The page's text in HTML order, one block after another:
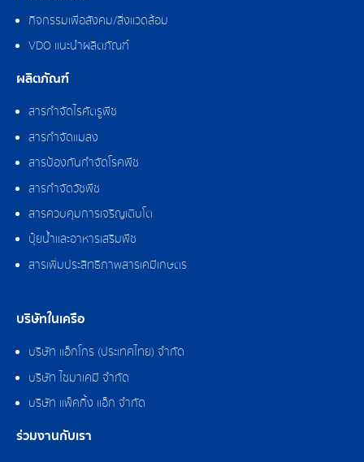
กิจกรรมเพื่อสังคม/สิ่งแวดล้อม
VDO แนะนำผลิตภัณฑ์
ผลิตภัณฑ์
สารกำจัดไรศัตรูพืช
สารกำจัดแมลง
สารป้องกันกำจัดโรคพืช
สารกำจัดวัชพืช
สารควบคุมการเจริญเติบโต
ปุ๋ยน้ำและอาหารเสริมพืช
สารเพิ่มประสิทธิภาพสารเคมีเกษตร
บริษัทในเครือ
บริษัท แอ็กโกร (ประเทศไทย) จำกัด
บริษัท ไซมาเคมี จำกัด
บริษัท แพ็คกิ้ง แอ็ก จำกัด
ร่วมงานกับเรา